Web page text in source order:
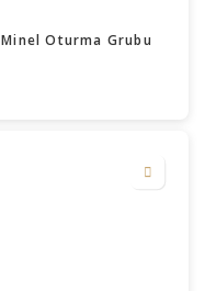
Minel Oturma Grubu